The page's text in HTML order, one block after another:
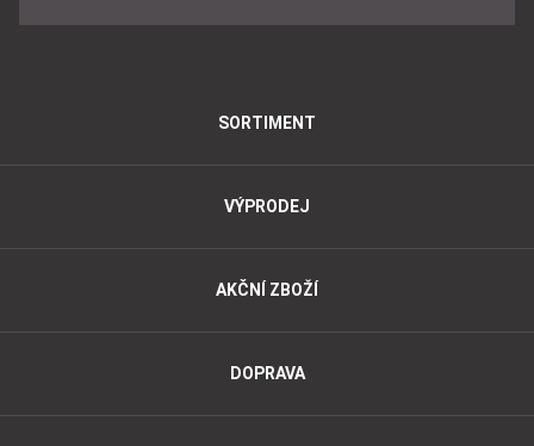
SORTIMENT
VÝPRODEJ
AKČNÍ ZBOŽÍ
DOPRAVA